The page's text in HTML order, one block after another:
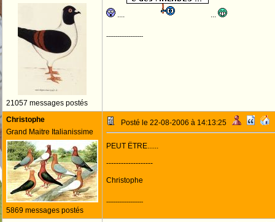
21057 messages postés
.... ...
--------------------
Christophe
Grand Maitre Italianissime
5869 messages postés
Posté le 22-08-2006 à 14:13:25
PEUT ËTRE......
-------------------
Christophe
--------------------